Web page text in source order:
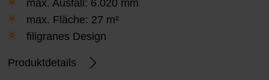
max. Ausfall: 6.020 mm
max. Fläche: 27 m²
filigranes Design
Produktdetails